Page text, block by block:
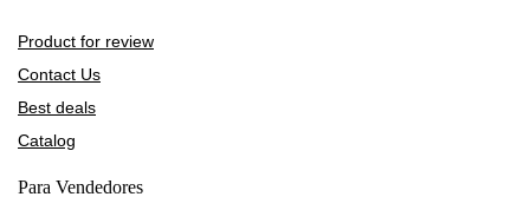
Product for review
Contact Us
Best deals
Catalog
Para Vendedores